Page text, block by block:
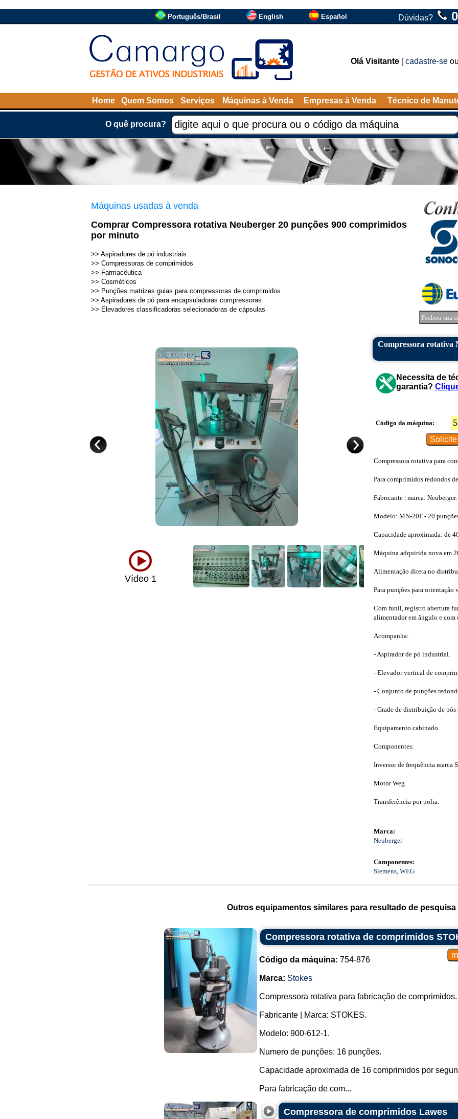
Português/Brasil English Español Dúvidas?
Olá Visitante [cadastre-se
Home Quem Somos Serviços Máquinas à Venda Empresas à Venda Técnico de
O quê procura?
Máquinas usadas à venda
Comprar Compressora rotativa Neuberger 20 punções 900 comprimidos
por minuto
>> Aspiradores de pó industriais
>> Compressoras de comprimidos
>> Farmacêutica
>> Cosméticos
>> Punções matrizes guias para compressoras de comprimidos
>> Aspiradores de pó para encapsuladoras compressoras
>> Elevadores classificadoras selecionadoras de cápsulas
Fechou sua
Vídeo 1
Compressora rotativa
Necessita de
garantia?
Código da máquina:
Compressora rotativa para
Para comprimidos redondos
Fabricante | marca: Neuberger.
Modelo: MN-20F - 20
Capacidade aproximada: de
Máquina adquirida nova em
Alimentação direta no
Para punções para orientação
Com funil, registro abertura
alimentador em ângulo e
Acompanha:
- Aspirador de pó industrial.
- Elevador vertical de
- Conjunto de punções
- Grade de distribuição de pós
Equipamento cabinado.
Componentes:
Inversor de frequência marca
Motor Weg.
Transferência por polia.
Marca:
Neuberger
Componentes:
Siemens, WEG
Outros equipamentos similares para resultado de pesquisa
Compressora rotativa de comprimidos
Código da máquina: 754-876
Marca: Stokes
Compressora rotativa para fabricação de comprimidos.
Fabricante | Marca: STOKES.
Modelo: 900-612-1.
Numero de punções: 16 punções.
Capacidade aproximada de 16 comprimidos por
Para fabricação de com...
Compressora de comprimidos Lawes